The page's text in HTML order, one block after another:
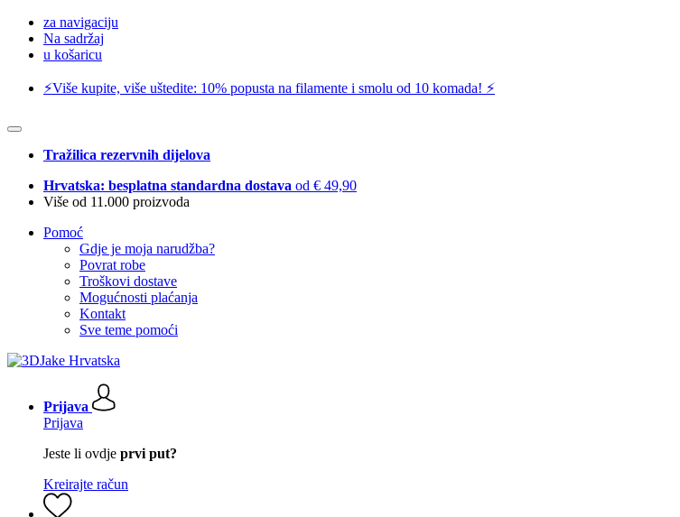
za navigaciju
Na sadržaj
u košaricu
⚡️Više kupite, više uštedite: 10% popusta na filamente i smolu od 10 komada! ⚡️
Tražilica rezervnih dijelova
Hrvatska: besplatna standardna dostava od € 49,90
Više od 11.000 proizvoda
Pomoć
Gdje je moja narudžba?
Povrat robe
Troškovi dostave
Mogućnosti plaćanja
Kontakt
Sve teme pomoći
Prijava
Prijava
Jeste li ovdje prvi put?
Kreirajte račun